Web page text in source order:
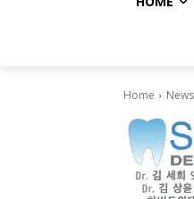
Home News